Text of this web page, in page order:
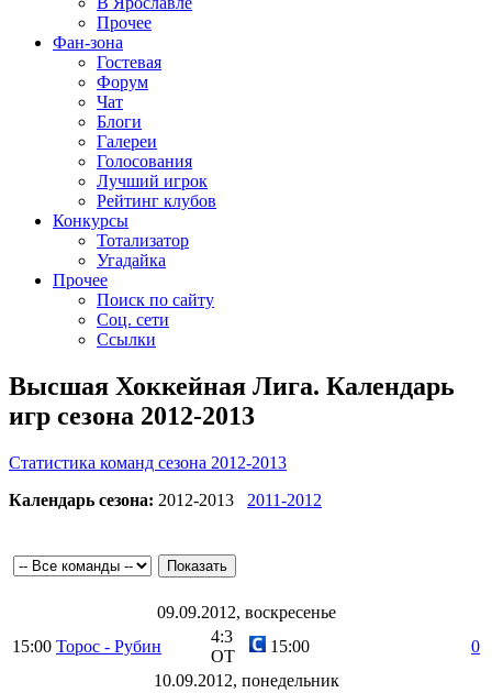
Прочее
Фан-зона
Гостевая
Форум
Чат
Блоги
Галереи
Голосования
Лучший игрок
Рейтинг клубов
Конкурсы
Тотализатор
Угадайка
Прочее
Поиск по сайту
Соц. сети
Ссылки
Высшая Хоккейная Лига. Календарь
игр сезона 2012-2013
Статистика команд сезона 2012-2013
Календарь сезона: 2012-2013 2011-2012
09.09.2012, воскресенье
15:00 Торос - Рубин
4:3
ОТ
15:00
0
10.09.2012, понедельник